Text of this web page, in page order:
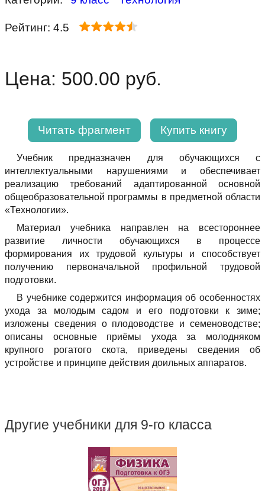
Рейтинг: 4.5
Цена: 500.00 руб.
Читать фрагмент Купить книгу
Учебник предназначен для обучающихся с
интеллектуальными нарушениями и обеспечивает
реализацию требований адаптированной основной
общеобразовательной программы в предметной области
«Технологии».
Материал учебника направлен на всестороннее
развитие личности обучающихся в процессе
формирования их трудовой культуры и способствует
получению первоначальной профильной трудовой
подготовки.
В учебнике содержится информация об особенностях
ухода за молодым садом и его подготовки к зиме;
изложены сведения о плодоводстве и семеноводстве;
описаны основные приёмы ухода за молодняком
крупного рогатого скота, приведены сведения об
устройстве и принципе действия доильных аппаратов.
Другие учебники для 9-го класса